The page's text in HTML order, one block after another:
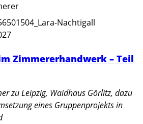
Nachtigall
Zimmererhandwerk – Teil
zu Leipzig, Waidhaus Görlitz, dazu
eines Gruppenprojekts in